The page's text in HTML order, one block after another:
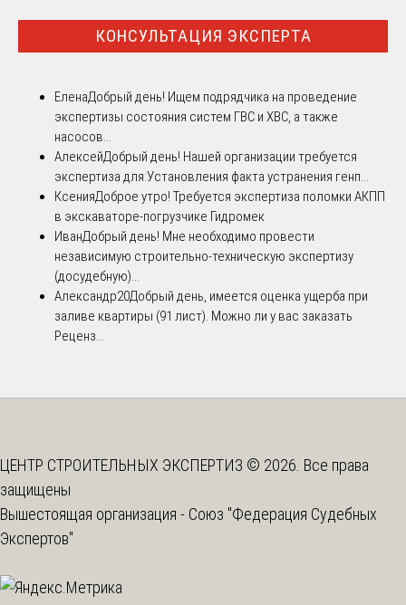
КОНСУЛЬТАЦИЯ ЭКСПЕРТА
ЕленаДобрый день! Ищем подрядчика на проведение
экспертизы состояния систем ГВС и ХВС, а также
насосов...
АлексейДобрый день! Нашей организации требуется
экспертиза для:Установления факта устранения генп...
КсенияДоброе утро! Требуется экспертиза поломки АКПП
в экскаваторе-погрузчике Гидромек
ИванДобрый день! Мне необходимо провести
независимую строительно-техническую экспертизу
(досудебную)...
Александр20Добрый день, имеется оценка ущерба при
заливе квартиры (91 лист). Можно ли у вас заказать
Реценз...
ЦЕНТР СТРОИТЕЛЬНЫХ ЭКСПЕРТИЗ © 2026. Все права
защищены
Вышестоящая организация - Союз "Федерация Судебных
Экспертов"